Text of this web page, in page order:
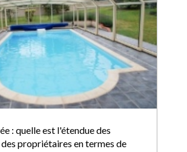
: quelle est l'étendue des
propriétaires en termes de